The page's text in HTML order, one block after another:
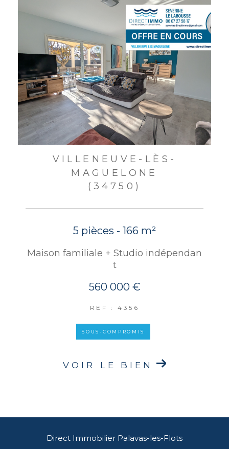
VILLENEUVE-LÈS-
MAGUELONE
(34750)
5 pièces - 166 m²
Maison familiale + Studio indépendan
t
560 000 €
REF : 4356
SOUS-COMPROMIS
VOIR LE BIEN
Direct Immobilier Palavas-les-Flots